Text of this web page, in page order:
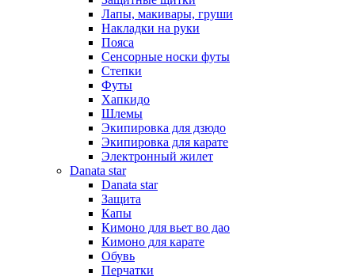
Лапы, макивары, груши
Накладки на руки
Пояса
Сенсорные носки футы
Степки
Футы
Хапкидо
Шлемы
Экипировка для дзюдо
Экипировка для карате
Электронный жилет
Danata star
Danata star
Защита
Капы
Кимоно для вьет во дао
Кимоно для карате
Обувь
Перчатки